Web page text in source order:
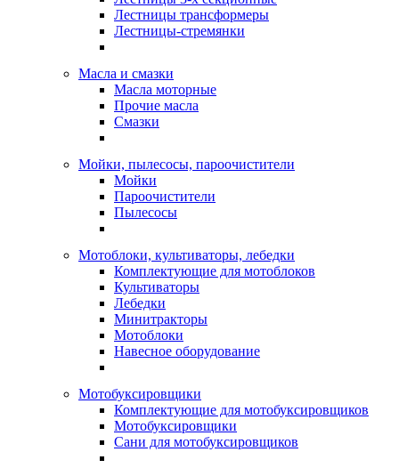
Лестницы трансформеры
Лестницы-стремянки
Масла и смазки
Масла моторные
Прочие масла
Смазки
Мойки, пылесосы, пароочистители
Мойки
Пароочистители
Пылесосы
Мотоблоки, культиваторы, лебедки
Комплектующие для мотоблоков
Культиваторы
Лебедки
Минитракторы
Мотоблоки
Навесное оборудование
Мотобуксировщики
Комплектующие для мотобуксировщиков
Мотобуксировщики
Сани для мотобуксировщиков